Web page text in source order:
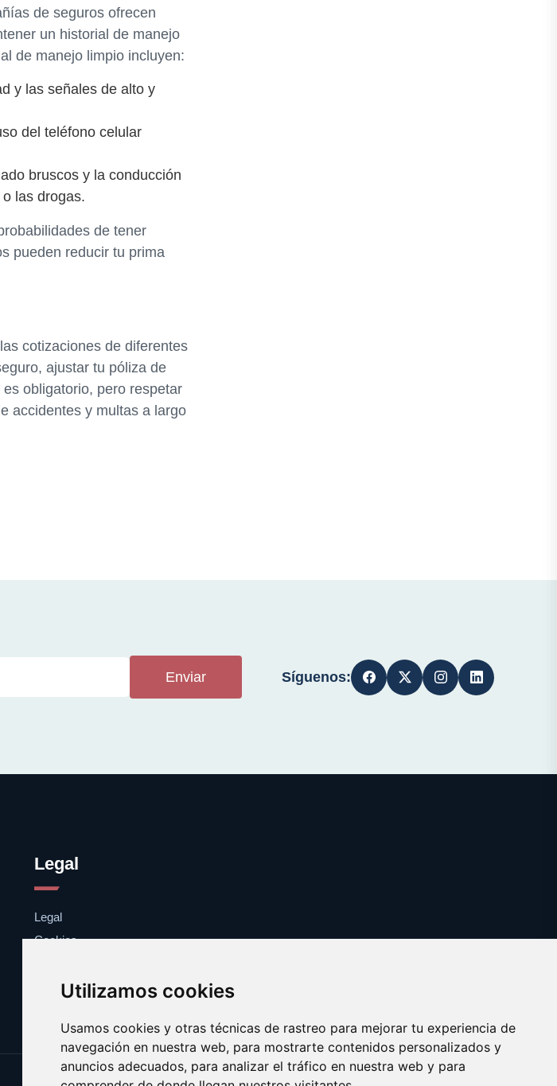
Utilizamos cookies
Usamos cookies y otras técnicas de rastreo para mejorar tu experiencia de
navegación en nuestra web, para mostrarte contenidos personalizados y
anuncios adecuados, para analizar el tráfico en nuestra web y para
de seguros ofrecen
un historial de manejo
de manejo limpio incluyen:
y las señales de alto y
del teléfono celular
bruscos y la conducción
las drogas.
de tener
pueden reducir tu prima
cotizaciones de diferentes
ajustar tu póliza de
obligatorio, pero respetar
accidentes y multas a largo
Enviar Síguenos:
Legal
Legal
Cookies